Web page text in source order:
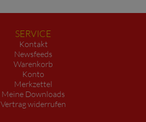
SERVICE
Kontakt
Newsfeeds
Warenkorb
Konto
Merkzettel
Meine Downloads
Vertrag widerrufen